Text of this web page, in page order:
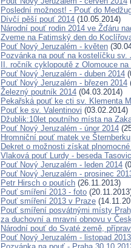
Poslední možnost! - Pouť do
Dívčí pěší pouť 2014 (10.05.2014)
Národní pouť rodin 2014 ve Žďáru
Zveme na Fatimský den do
Pouť Nový Jeruzalém - květen
Pozvánka na pouť na kostelíčku sv.
II. ročník cyklopoutě z Olomouce
Pouť Nový Jeruzalém - duben 2014
Pouť Nový Jeruzalém - březen 2014
Železný poutník 2014 (04.03.2014)
Pekařská pouť ke cti sv. Klementa
Pouť ke sv. Valentinovi (03.02.2014)
Džublik:10let poutního místa na
Pouť Nový Jeruzalém - únor 2014
Hromniční pouť matek ve Šternberku
Dekret o možnosti získat
Vlaková pouť Lurdy - beseda
Pouť Nový Jeruzalém - leden 2014
Pouť Nový Jeruzalém - prosinec
Petr Hirsch o poutích (26.11.2013)
Pouť smíření 2013 - foto
Pouť smíření 2013 v Praze
Pouť smíření posvátnými místy
za duchovní a mravní obnovu v
Národní pouť do Svaté země,
Pouť Nový Jeruzalém - listopad 2013